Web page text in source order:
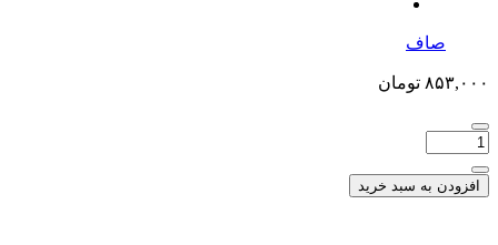
صاف
۸۵۳,۰۰۰ تومان
افزودن به سبد خرید